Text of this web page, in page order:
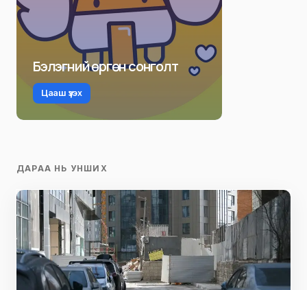
Бэлэгний өргөн сонголт
Цааш үзэх
ДАРАА НЬ УНШИХ